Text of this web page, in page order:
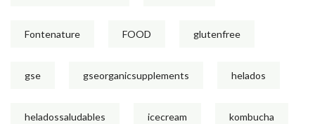
Fontenature FOOD glutenfree
gse gseorganicsupplements helados
heladossaludables icecream kombucha